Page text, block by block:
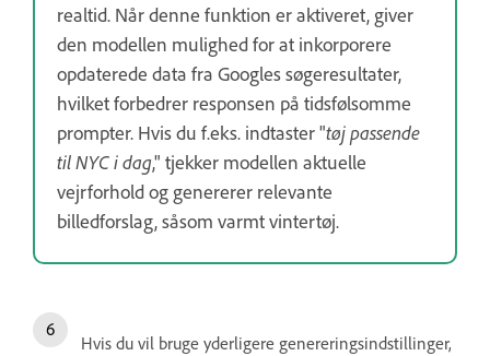
realtid. Når denne funktion er aktiveret, giver
den modellen mulighed for at inkorporere
opdaterede data fra Googles søgeresultater,
hvilket forbedrer responsen på tidsfølsomme
prompter. Hvis du f.eks. indtaster "tøj passende
til NYC i dag," tjekker modellen aktuelle
vejrforhold og genererer relevante
billedforslag, såsom varmt vintertøj.
Hvis du vil bruge yderligere genereringsindstillinger,